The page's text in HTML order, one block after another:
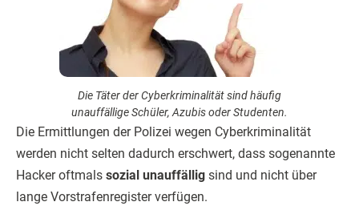
Die Täter der Cyberkriminalität sind häufig
unauffällige Schüler, Azubis oder Studenten.
Die Ermittlungen der Polizei wegen Cyberkriminalität
werden nicht selten dadurch erschwert, dass sogenannte
Hacker oftmals sozial unauffällig sind und nicht über
lange Vorstrafenregister verfügen.